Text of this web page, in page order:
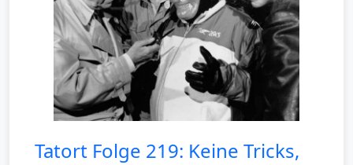
Tatort Folge 219: Keine Tricks,